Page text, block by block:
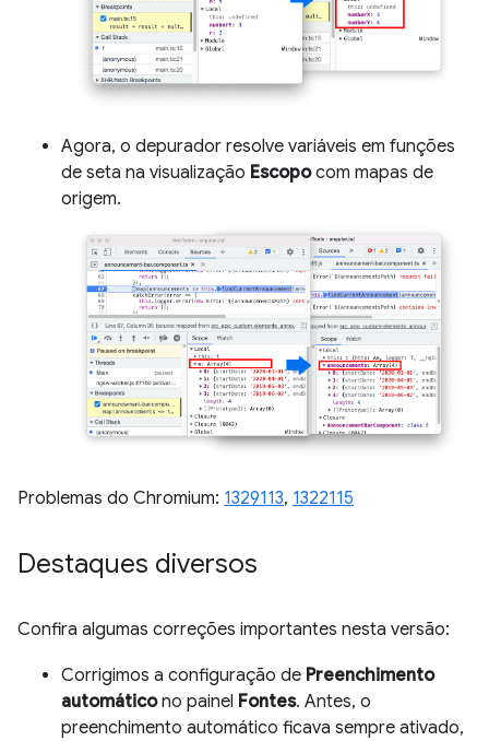
Agora, o depurador resolve variáveis em funções
de seta na visualização Escopocom mapas de
origem.
Problemas do Chromium: 1329113, 1322115
Destaques diversos
Confira algumas correções importantes nesta versão:
Corrigimos a configuração de Preenchimento
automáticono painel Fontes. Antes, o
preenchimento automático ficava sempre ativado,